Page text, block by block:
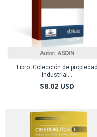
Libro: Colección de propiedad
industrial...
$8.02 USD